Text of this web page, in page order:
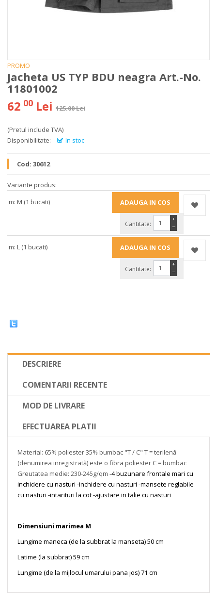
PROMO
Jacheta US TYP BDU neagra Art.-No.
11801002
62 00 Lei 125.00 Lei
(Pretul include TVA)
Disponibilitate:
In stoc
Cod: 30612
Variante produs:
m: M (1 bucati)
Cantitate: −
+
m: L (1 bucati)
Cantitate: −
+
DESCRIERE
COMENTARII RECENTE
MOD DE LIVRARE
EFECTUAREA PLATII
Material: 65% poliester 35% bumbac "T / C" T = terilenă
(denumirea inregistrată) este o fibra poliester C = bumbac
Greutatea medie: 230-245g/qm -4 buzunare frontale mari cu
inchidere cu nasturi -inchidere cu nasturi -mansete reglabile
cu nasturi -intarituri la cot-ajustare in talie cu nasturi
Dimensiuni marimea M
Lungime maneca (de la subbrat la manseta) 50 cm
Latime (la subbrat) 59 cm
Lungime (de la mijlocul umarului pana jos) 71 cm